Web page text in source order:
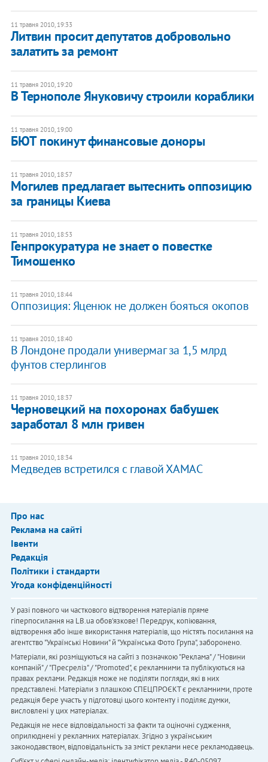
11 травня 2010, 19:33
Литвин просит депутатов добровольно
залатить за ремонт
11 травня 2010, 19:20
В Тернополе Януковичу строили кораблики
11 травня 2010, 19:00
БЮТ покинут финансовые доноры
11 травня 2010, 18:57
Могилев предлагает вытеснить оппозицию
за границы Киева
11 травня 2010, 18:53
Генпрокуратура не знает о повестке
Тимошенко
11 травня 2010, 18:44
Оппозиция: Яценюк не должен бояться окопов
11 травня 2010, 18:40
В Лондоне продали универмаг за 1,5 млрд
фунтов стерлингов
11 травня 2010, 18:37
Черновецкий на похоронах бабушек
заработал 8 млн гривен
11 травня 2010, 18:34
Медведев встретился с главой ХАМАС
Про нас
Реклама на сайті
Івенти
Редакція
Політики і стандарти
Угода конфіденційності
У разі повного чи часткового відтворення матеріалів пряме
гіперпосилання на LB.ua обов'язкове! Передрук, копіювання,
відтворення або інше використання матеріалів, що містять посилання на
агентство "Українськi Новини" й "Українська Фото Група", заборонено.
Матеріали, які розміщуються на сайті з позначкою "Реклама" / "Новини
компаній" / "Пресреліз" / "Promoted", є рекламними та публікуються на
правах реклами. Редакція може не поділяти погляди, які в них
представлені. Матеріали з плашкою СПЕЦПРОЄКТ є рекламними, проте
редакція бере участь у підготовці цього контенту і поділяє думки,
висловлені у цих матеріалах.
Редакція не несе відповідальності за факти та оціночні судження,
оприлюднені у рекламних матеріалах. Згідно з українським
законодавством, відповідальність за зміст реклами несе рекламодавець.